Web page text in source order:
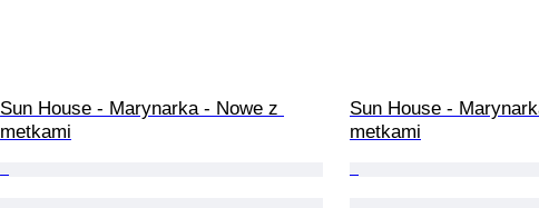
Sun House - Marynarka - Nowe z
metkami
Sun House -
metkami